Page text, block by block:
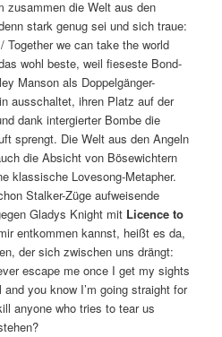
zusammen die Welt aus den
stark genug sei und sich traue:
Together we can take the world
wohl beste, weil fieseste Bond-
Manson als Doppelgänger-
ausschaltet, ihren Platz auf der
dank intergierter Bombe die
sprengt. Die Welt aus den Angeln
die Absicht von Bösewichtern
klassische Lovesong-Metapher.
Stalker-Züge aufweisende
Gladys Knight mit Licence to
entkommen kannst, heißt es da,
der sich zwischen uns drängt:
escape me once I get my sights
you know I’m going straight for
anyone who tries to tear us